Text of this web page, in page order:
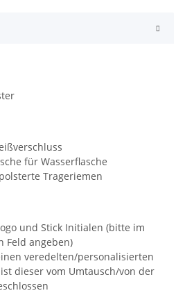
für Wasserflasche
Trageriemen
und Stick Initialen (bitte im
Feld angeben)
veredelten/personalisierten
dieser vom Umtausch/von der